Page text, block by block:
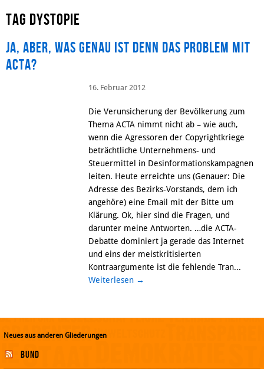
Tag dystopie
Ja, aber, was genau ist denn das Problem mit
ACTA?
16. Februar 2012
Die Verunsicherung der Bevölkerung zum
Thema ACTA nimmt nicht ab – wie auch,
wenn die Agressoren der Copyrightkriege
beträchtliche Unternehmens- und
Steuermittel in Desinformationskampagnen
leiten. Heute erreichte uns (Genauer: Die
Adresse des Bezirks-Vorstands, dem ich
angehöre) eine Email mit der Bitte um
Klärung. Ok, hier sind die Fragen, und
darunter meine Antworten. …die ACTA-
Debatte dominiert ja gerade das Internet
und eins der meistkritisierten
Kontraargumente ist die fehlende Tran...
Weiterlesen →
Neues aus anderen Gliederungen
Bund